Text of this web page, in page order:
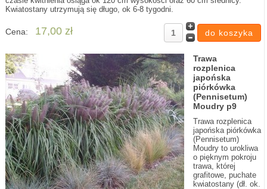
Kwiatostany utrzymują się długo, ok 6-8 tygodni.
Cena: 17,00 zł
Trawa
rozplenica
japońska
piórkówka
(Pennisetum)
Moudry p9
Trawa rozplenica
japońska piórkówka
(Pennisetum)
Moudry to urokliwa
o pięknym pokroju
trawa, której
grafitowe, puchate
kwiatostany (dł. ok.